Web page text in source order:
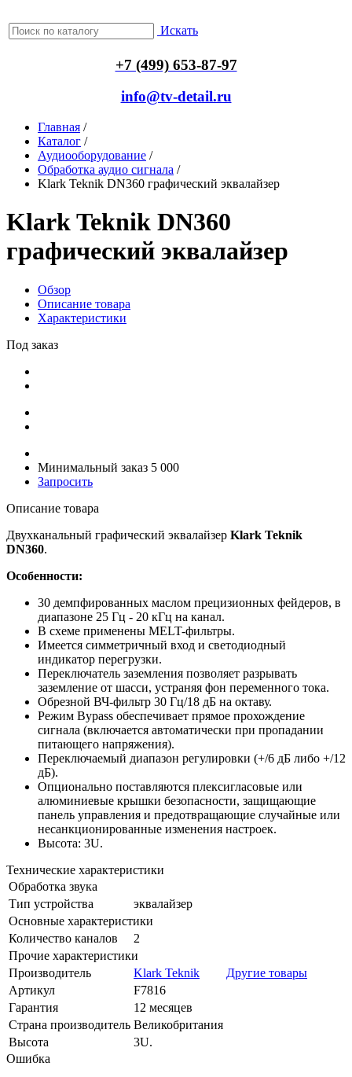
Искать
+7 (499) 653-87-97
info@tv-detail.ru
Главная /
Каталог /
Аудиооборудование /
Обработка аудио сигнала /
Klark Teknik DN360 графический эквалайзер
Klark Teknik DN360
графический эквалайзер
Обзор
Описание товара
Характеристики
Под заказ
Минимальный заказ 5 000
Запросить
Описание товара
Двухканальный графический эквалайзер Klark Teknik
DN360.
Особенности:
30 демпфированных маслом прецизионных фейдеров, в
диапазоне 25 Гц - 20 кГц на канал.
В схеме применены MELT-фильтры.
Имеется симметричный вход и светодиодный
индикатор перегрузки.
Переключатель заземления позволяет разрывать
заземление от шасси, устраняя фон переменного тока.
Обрезной ВЧ-фильтр 30 Гц/18 дБ на октаву.
Режим Bypass обеспечивает прямое прохождение
сигнала (включается автоматически при пропадании
питающего напряжения).
Переключаемый диапазон регулировки (+/6 дБ либо +/12
дБ).
Опционально поставляются плексигласовые или
алюминиевые крышки безопасности, защищающие
панель управления и предотвращающие случайные или
несанкционированные изменения настроек.
Высота: 3U.
Технические характеристики
Обработка звука
Тип устройства
эквалайзер
Основные характеристики
Количество каналов
2
Прочие характеристики
Производитель
Klark Teknik
Другие товары
Артикул
F7816
Гарантия
12 месяцев
Страна производитель Великобритания
Высота
3U.
Ошибка